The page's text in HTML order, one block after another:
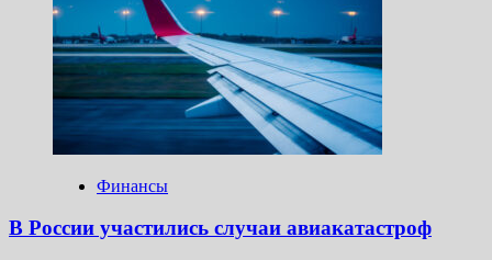
Финансы
В России участились случаи авиакатастроф